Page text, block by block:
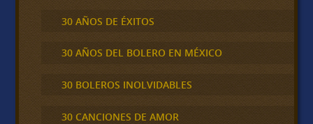
30 AÑOS DE ÉXITOS
30 AÑOS DEL BOLERO EN MÉXICO
30 BOLEROS INOLVIDABLES
30 CANCIONES DE AMOR